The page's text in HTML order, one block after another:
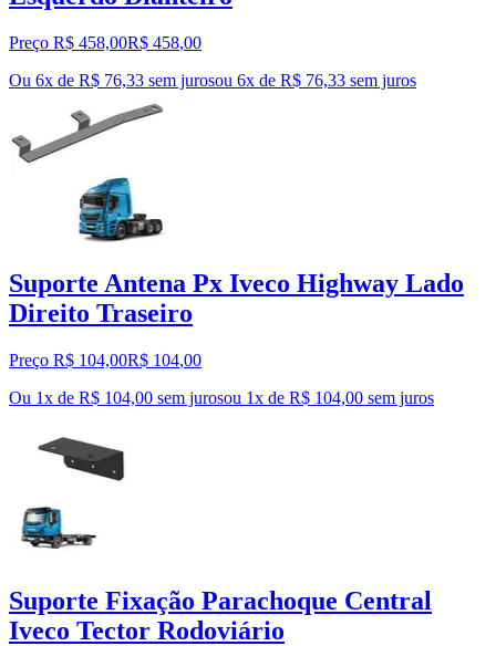
Preço R$ 458,00R$ 458,00
Ou 6x de R$ 76,33 sem jurosou 6x de R$ 76,33 sem juros
Suporte Antena Px Iveco Highway Lado
Direito Traseiro
Preço R$ 104,00R$ 104,00
Ou 1x de R$ 104,00 sem jurosou 1x de R$ 104,00 sem juros
Suporte Fixação Parachoque Central
Iveco Tector Rodoviário